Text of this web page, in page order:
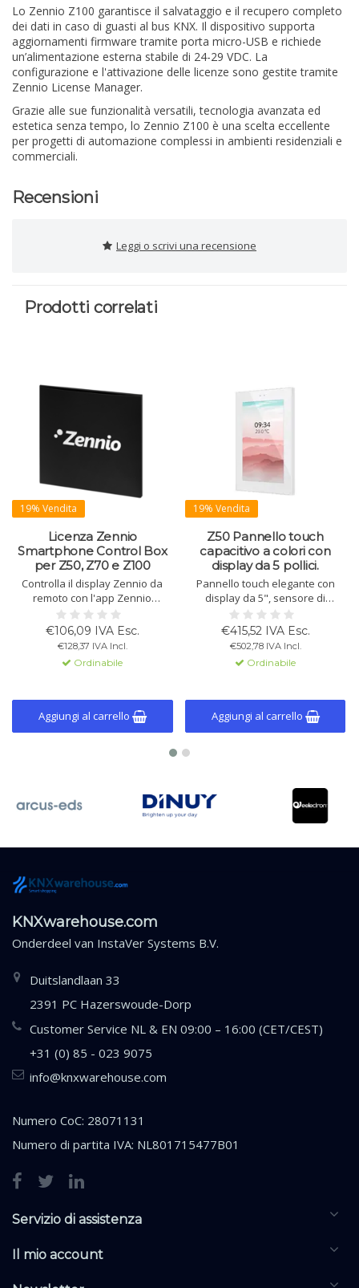
Lo Zennio Z100 garantisce il salvataggio e il recupero completo
dei dati in caso di guasti al bus KNX. Il dispositivo supporta
aggiornamenti firmware tramite porta micro-USB e richiede
un’alimentazione esterna stabile di 24-29 VDC. La
configurazione e l'attivazione delle licenze sono gestite tramite
Zennio License Manager.
Grazie alle sue funzionalità versatili, tecnologia avanzata ed
estetica senza tempo, lo Zennio Z100 è una scelta eccellente
per progetti di automazione complessi in ambienti residenziali e
commerciali.
Recensioni
Leggi o scrivi una recensione
Prodotti correlati
19% Vendita
Licenza Zennio
Smartphone Control Box
per Z50, Z70 e Z100
Controlla il display Zennio da
remoto con l'app Zennio
Remote. Ricevi avvisi di
emergenza come perdite
d'acqua o incendi sul tuo
smartphone.
€106,09 IVA Esc.
€128,37 IVA Incl.
Ordinabile
Aggiungi al carrello
19% Vendita
Z50 Pannello touch
capacitivo a colori con
display da 5 pollici.
Pannello touch elegante con
display da 5", sensore di
temperatura integrato, sensore
di prossimità e 12 pagine
personalizzabili. Disponibile in
bianco, nero e argento.
€415,52 IVA Esc.
€502,78 IVA Incl.
Ordinabile
Aggiungi al carrello
KNXwarehouse.com
Onderdeel van InstaVer Systems B.V.
Duitslandlaan 33
2391 PC Hazerswoude-Dorp
Customer Service NL & EN 09:00 – 16:00 (CET/CEST)
+31 (0) 85 - 023 9075
info@knxwarehouse.com
Numero CoC: 28071131
Numero di partita IVA: NL801715477B01
Servizio di assistenza
Il mio account